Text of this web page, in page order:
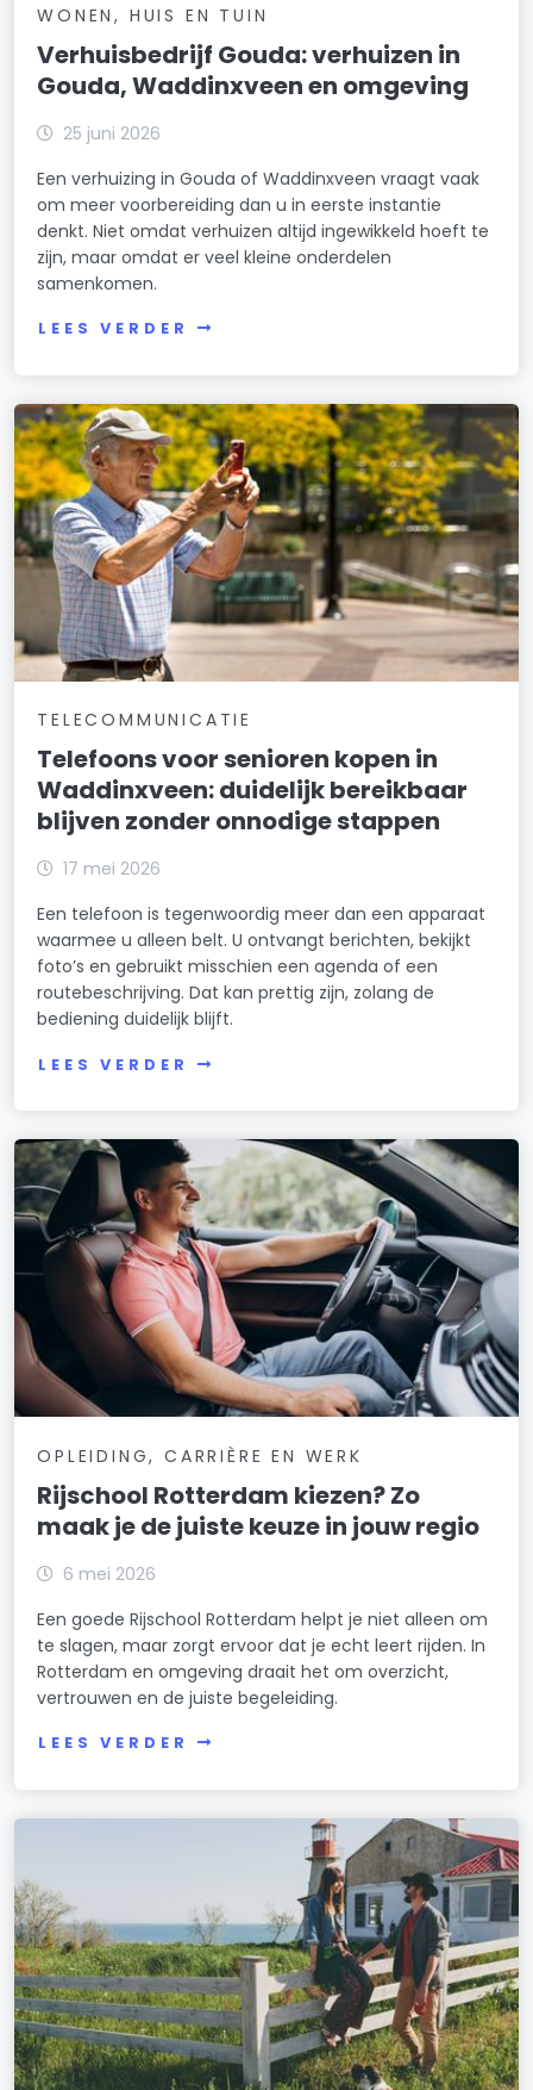
WONEN, HUIS EN TUIN
Verhuisbedrijf Gouda: verhuizen in
Gouda, Waddinxveen en omgeving
25 juni 2026
Een verhuizing in Gouda of Waddinxveen vraagt vaak
om meer voorbereiding dan u in eerste instantie
denkt. Niet omdat verhuizen altijd ingewikkeld hoeft te
zijn, maar omdat er veel kleine onderdelen
samenkomen.
LEES VERDER
TELECOMMUNICATIE
Telefoons voor senioren kopen in
Waddinxveen: duidelijk bereikbaar
blijven zonder onnodige stappen
17 mei 2026
Een telefoon is tegenwoordig meer dan een apparaat
waarmee u alleen belt. U ontvangt berichten, bekijkt
foto’s en gebruikt misschien een agenda of een
routebeschrijving. Dat kan prettig zijn, zolang de
bediening duidelijk blijft.
LEES VERDER
OPLEIDING, CARRIÈRE EN WERK
Rijschool Rotterdam kiezen? Zo
maak je de juiste keuze in jouw regio
6 mei 2026
Een goede Rijschool Rotterdam helpt je niet alleen om
te slagen, maar zorgt ervoor dat je echt leert rijden. In
Rotterdam en omgeving draait het om overzicht,
vertrouwen en de juiste begeleiding.
LEES VERDER